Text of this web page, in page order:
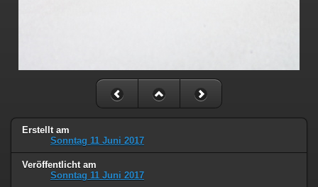
Erstellt am
Sonntag 11 Juni 2017
Veröffentlicht am
Sonntag 11 Juni 2017